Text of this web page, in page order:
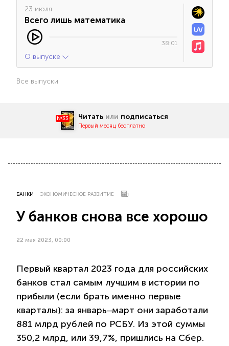
23 июля
Всего лишь математика
38:01
О выпуске
Все выпуски
№33 Читать или подписаться
Первый месяц бесплатно
БАНКИ ЭКОНОМИЧЕСКОЕ РАЗВИТИЕ
У банков снова все хорошо
22 мая 2023, 00:00
Первый квартал 2023 года для российских
банков стал самым лучшим в истории по
прибыли (если брать именно первые
кварталы): за январь‒март они заработали
881 млрд рублей по РСБУ. Из этой суммы
350,2 млрд, или 39,7%, пришлись на Сбер.